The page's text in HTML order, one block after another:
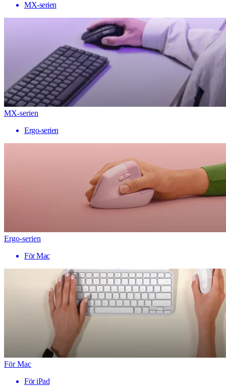
MX-serien
MX-serien
Ergo-serien
Ergo-serien
För Mac
För Mac
För iPad